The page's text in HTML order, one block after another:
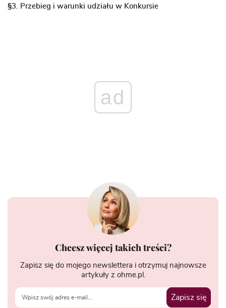
§3. Przebieg i warunki udziału w Konkursie
ad
Chcesz więcej takich treści?
Zapisz się do mojego newslettera i otrzymuj najnowsze
artykuły z ohme.pl.
Zapisz się